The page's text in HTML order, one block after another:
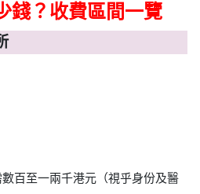
錢？收費區間一覽
百至一兩千港元（視乎身份及醫